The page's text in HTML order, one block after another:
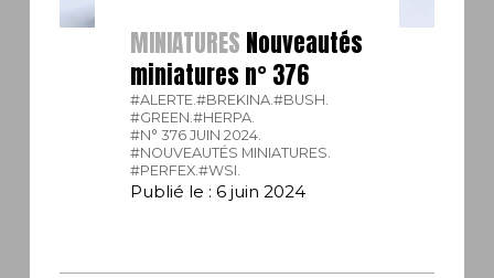
MINIATURES Nouveautés
miniatures n° 376
#ALERTE.#BREKINA.#BUSH.
#GREEN.#HERPA.
#N° 376 JUIN 2024.
#NOUVEAUTÉS MINIATURES.
#PERFEX.#WSI.
Publié le : 6 juin 2024